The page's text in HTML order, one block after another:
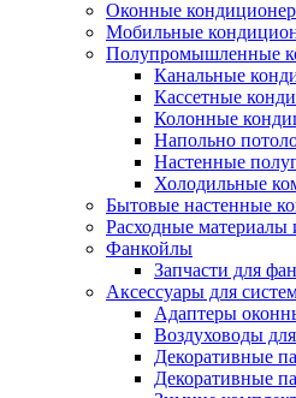
Оконные
Мобильные
Полупромышленные
Канальные
Кассетные
Колонные
Напольно
Настенные
Холодильные
Бытовые настенные
Расходные
Фанкойлы
Запчасти для
Аксессуары для
Адаптеры
Воздуховоды
Декоративные
Декоративные